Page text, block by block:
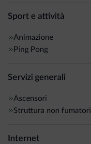
Sport e attività
Animazione
Ping Pong
Servizi generali
Ascensori
Struttura non fumatori
Internet